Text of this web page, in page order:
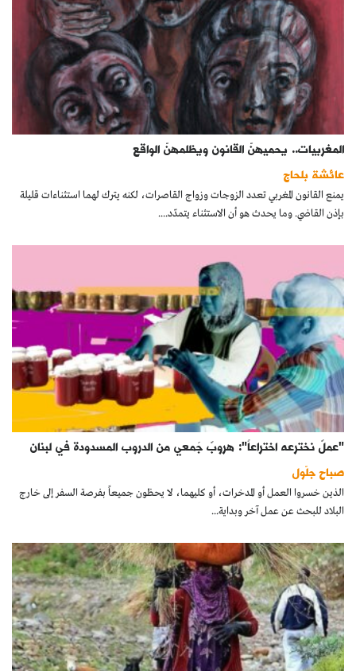
المغربيات.. يحميهنّ القانون ويظلمهنّ الواقع
عائشة بلحاج
يمنع القانون المغربي تعدد الزوجات وزواج القاصرات، لكنه يترك لهما استثناءات قليلة
بإذن القاضي. وما يحدث هو أن الاستثناء يتمدّد....
"عملٌ نخترعه اختراعاً": هروبٌ جَمعي من الدروب المسدودة في لبنان
صباح جلّول
الذين خسروا العمل أو المدخرات، أو كليهما، لا يحظون جميعاً بفرصة السفر إلى خارج
البلاد للبحث عن عمل آخر وبداية...